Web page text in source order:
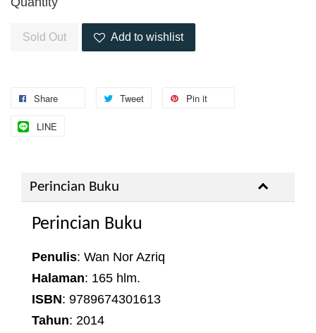
Sold Out Add to wishlist
Share Tweet Pin it
LINE
Perincian Buku
Perincian Buku
Penulis: Wan Nor Azriq
Halaman: 165 hlm.
ISBN: 9789674301613
Tahun: 2014